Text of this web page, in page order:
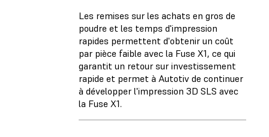
Les remises sur les achats en gros de
poudre et les temps d'impression
rapides permettent d'obtenir un coût
par pièce faible avec la Fuse X1, ce qui
garantit un retour sur investissement
rapide et permet à Autotiv de continuer
à développer l'impression 3D SLS avec
la Fuse X1.